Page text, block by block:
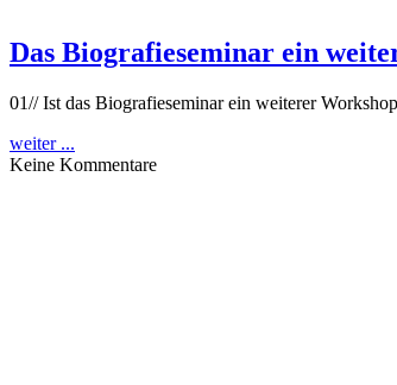
Das Biografieseminar ein
01// Ist das Biografieseminar ein weiterer
weiter ...
Keine Kommentare